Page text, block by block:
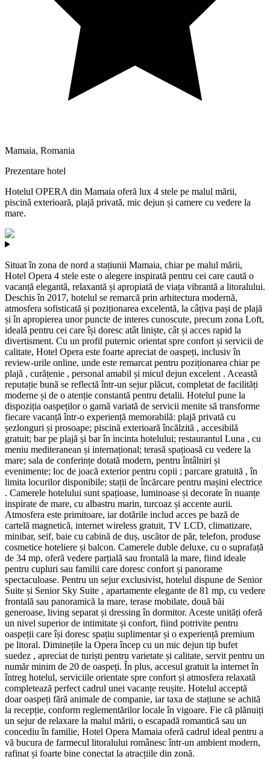
Mamaia, Romania
Prezentare hotel
Hotelul OPERA din Mamaia oferă lux 4 stele pe malul mării,
piscină exterioară, plajă privată, mic dejun și camere cu vedere la
mare.
Situat în zona de nord a stațiunii Mamaia, chiar pe malul mării,
Hotel Opera 4 stele este o alegere inspirată pentru cei care caută o
vacanță elegantă, relaxantă și apropiată de viața vibrantă a litoralului.
Deschis în 2017, hotelul se remarcă prin arhitectura modernă,
atmosfera sofisticată și poziționarea excelentă, la câțiva pași de plajă
și în apropierea unor puncte de interes cunoscute, precum zona Loft,
ideală pentru cei care își doresc atât liniște, cât și acces rapid la
divertisment. Cu un profil puternic orientat spre confort și servicii de
calitate, Hotel Opera este foarte apreciat de oaspeți, inclusiv în
review-urile online, unde este remarcat pentru poziționarea chiar pe
plajă , curățenie , personal amabil și micul dejun excelent . Această
reputație bună se reflectă într-un sejur plăcut, completat de facilități
moderne și de o atenție constantă pentru detalii. Hotelul pune la
dispoziția oaspeților o gamă variată de servicii menite să transforme
fiecare vacanță într-o experiență memorabilă: plajă privată cu
șezlonguri și prosoape; piscină exterioară încălzită , accesibilă
gratuit; bar pe plajă și bar în incinta hotelului; restaurantul Luna , cu
meniu mediteranean și internațional; terasă spațioasă cu vedere la
mare; sala de conferințe dotată modern, pentru întâlniri și
evenimente; loc de joacă exterior pentru copii ; parcare gratuită , în
limita locurilor disponibile; stații de încărcare pentru mașini electrice
. Camerele hotelului sunt spațioase, luminoase și decorate în nuanțe
inspirate de mare, cu albastru marin, turcoaz și accente aurii.
Atmosfera este primitoare, iar dotările includ acces pe bază de
cartelă magnetică, internet wireless gratuit, TV LCD, climatizare,
minibar, seif, baie cu cabină de duș, uscător de păr, telefon, produse
cosmetice hoteliere și balcon. Camerele duble deluxe, cu o suprafață
de 34 mp, oferă vedere parțială sau frontală la mare, fiind ideale
pentru cupluri sau familii care doresc confort și panorame
spectaculoase. Pentru un sejur exclusivist, hotelul dispune de Senior
Suite și Senior Sky Suite , apartamente elegante de 81 mp, cu vedere
frontală sau panoramică la mare, terase mobilate, două băi
generoase, living separat și dressing în dormitor. Aceste unități oferă
un nivel superior de intimitate și confort, fiind potrivite pentru
oaspeții care își doresc spațiu suplimentar și o experiență premium
pe litoral. Diminețile la Opera încep cu un mic dejun tip bufet
suedez , apreciat de turiști pentru varietate și calitate, servit pentru un
număr minim de 20 de oaspeți. În plus, accesul gratuit la internet în
întreg hotelul, serviciile orientate spre confort și atmosfera relaxată
completează perfect cadrul unei vacanțe reușite. Hotelul acceptă
doar oaspeți fără animale de companie, iar taxa de stațiune se achită
la recepție, conform reglementărilor locale în vigoare. Fie că plănuiți
un sejur de relaxare la malul mării, o escapadă romantică sau un
concediu în familie, Hotel Opera Mamaia oferă cadrul ideal pentru a
vă bucura de farmecul litoralului românesc într-un ambient modern,
rafinat și foarte bine conectat la atracțiile din zonă.